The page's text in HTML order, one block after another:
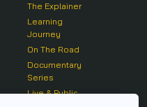
The Explainer
Learning
Journey
On The Road
Documentary
Series
Live & Public